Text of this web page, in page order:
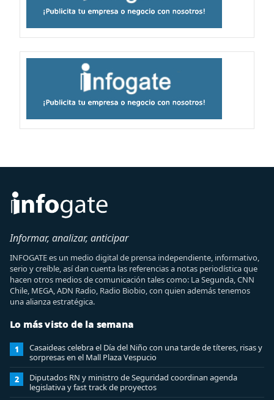
Informar, analizar, anticipar
INFOGATE es un medio digital de prensa independiente, informativo,
serio y creíble, así dan cuenta las referencias a notas periodística que
hacen otros medios de comunicación tales como: La Segunda, CNN
Chile, MEGA, ADN Radio, Radio Biobio, con quien además tenemos
una alianza estratégica.
Lo más visto de la semana
1
Casaideas celebra el Día del Niño con una tarde de títeres, risas y
sorpresas en el Mall Plaza Vespucio
2
Diputados RN y ministro de Seguridad coordinan agenda
legislativa y fast track de proyectos